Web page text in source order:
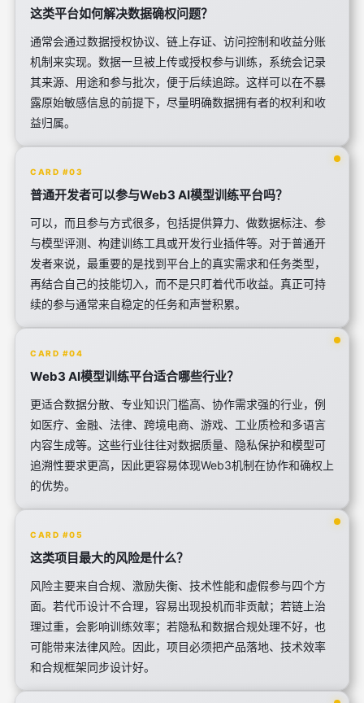
这类平台如何解决数据确权问题？
通常会通过数据授权协议、链上存证、访问控制和收益分账
机制来实现。数据一旦被上传或授权参与训练，系统会记录
其来源、用途和参与批次，便于后续追踪。这样可以在不暴
露原始敏感信息的前提下，尽量明确数据拥有者的权利和收
益归属。
CARD #03
普通开发者可以参与Web3 AI模型训练平台吗？
可以，而且参与方式很多，包括提供算力、做数据标注、参
与模型评测、构建训练工具或开发行业插件等。对于普通开
发者来说，最重要的是找到平台上的真实需求和任务类型，
再结合自己的技能切入，而不是只盯着代币收益。真正可持
续的参与通常来自稳定的任务和声誉积累。
CARD #04
Web3 AI模型训练平台适合哪些行业？
更适合数据分散、专业知识门槛高、协作需求强的行业，例
如医疗、金融、法律、跨境电商、游戏、工业质检和多语言
内容生成等。这些行业往往对数据质量、隐私保护和模型可
追溯性要求更高，因此更容易体现Web3机制在协作和确权上
的优势。
CARD #05
这类项目最大的风险是什么？
风险主要来自合规、激励失衡、技术性能和虚假参与四个方
面。若代币设计不合理，容易出现投机而非贡献；若链上治
理过重，会影响训练效率；若隐私和数据合规处理不好，也
可能带来法律风险。因此，项目必须把产品落地、技术效率
和合规框架同步设计好。